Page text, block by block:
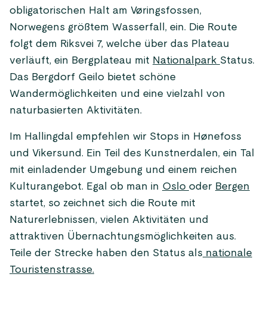
obligatorischen Halt am Vøringsfossen,
Norwegens größtem Wasserfall, ein. Die Route
folgt dem Riksvei 7, welche über das Plateau
verläuft, ein Bergplateau mit Nationalpark Status.
Das Bergdorf Geilo bietet schöne
Wandermöglichkeiten und eine vielzahl von
naturbasierten Aktivitäten.
Im Hallingdal empfehlen wir Stops in Hønefoss
und Vikersund. Ein Teil des Kunstnerdalen, ein Tal
mit einladender Umgebung und einem reichen
Kulturangebot. Egal ob man in Oslo oder Bergen
startet, so zeichnet sich die Route mit
Naturerlebnissen, vielen Aktivitäten und
attraktiven Übernachtungsmöglichkeiten aus.
Teile der Strecke haben den Status als nationale
Touristenstrasse.